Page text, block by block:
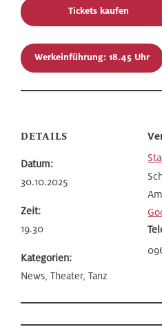
Tickets kaufen
Werkeinführung: 18.45 Uhr
DETAILS
Datum:
30.10.2025
Zeit:
19.30
Kategorien:
News, Theater, Tanz